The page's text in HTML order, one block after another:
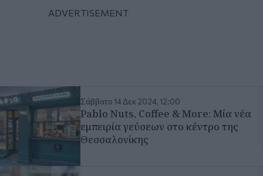
Σάββατο 14 Δεκ 2024, 12:00
Pablo Nuts, Coffee & More: Μία νέα
εμπειρία γεύσεων στο κέντρο της
Θεσσαλονίκης